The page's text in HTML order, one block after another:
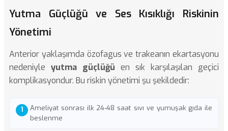
Yutma Güçlüğü ve Ses Kısıklığı Riskinin
Yönetimi
Anterior yaklaşımda özofagus ve trakeanın ekartasyonu
nedeniyle yutma güçlüğü en sık karşılaşılan geçici
komplikasyondur. Bu riskin yönetimi şu şekildedir:
Ameliyat sonrası ilk 24-48 saat sıvı ve yumuşak gıda ile
beslenme